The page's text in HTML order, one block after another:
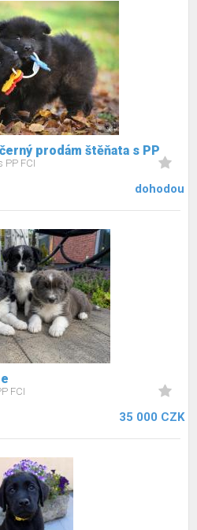
prodám štěňata s PP
PP FCI
dohodou
FCI
35 000 CZK